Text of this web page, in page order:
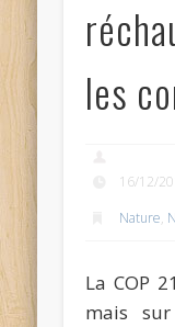
les
16/12/
Nature,
La COP
mais sur